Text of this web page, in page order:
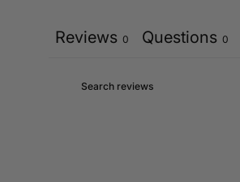
Reviews 0 Questions 0